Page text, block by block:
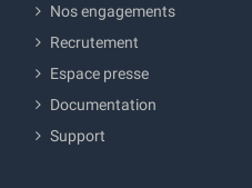
Nos engagements
Recrutement
Espace presse
Documentation
Support